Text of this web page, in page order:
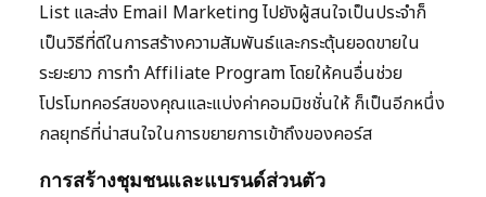
List และส่ง Email Marketing ไปยังผู้สนใจเป็นประจำก็
เป็นวิธีที่ดีในการสร้างความสัมพันธ์และกระตุ้นยอดขายใน
ระยะยาว การทำ Affiliate Program โดยให้คนอื่นช่วย
โปรโมทคอร์สของคุณและแบ่งค่าคอมมิชชั่นให้ ก็เป็นอีกหนึ่ง
กลยุทธ์ที่น่าสนใจในการขยายการเข้าถึงของคอร์ส
การสร้างชุมชนและแบรนด์ส่วนตัว